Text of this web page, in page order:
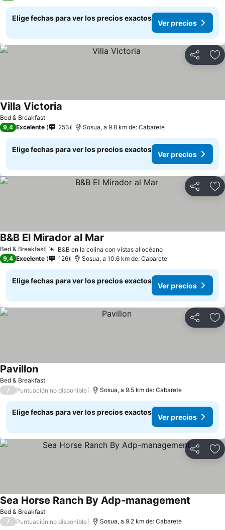
Elige fechas para ver los precios exactos
Ver precios
Compartir
Bed & Breakfast
Villa Victoria
9,4 Excelente 253 Sosua, a 9.8 km de: Cabarete
Elige fechas para ver los precios exactos
Ver precios
Compartir
Bed & Breakfast B&B en la colina con vistas al océanoVer precios
B&B El Mirador al Mar
9,4 Excelente 126 Sosua, a 10.6 km de: Cabarete
Elige fechas para ver los precios exactos
Ver precios
Compartir
Bed & Breakfast
PavillonVer precios
/ Puntuación no disponible Sosua, a 9.5 km de: Cabarete
Elige fechas para ver los precios exactos
Ver precios
Compartir
Bed & Breakfast
Sea Horse Ranch By Adp-management
/ Puntuación no disponible Sosua, a 9.2 km de: Cabarete